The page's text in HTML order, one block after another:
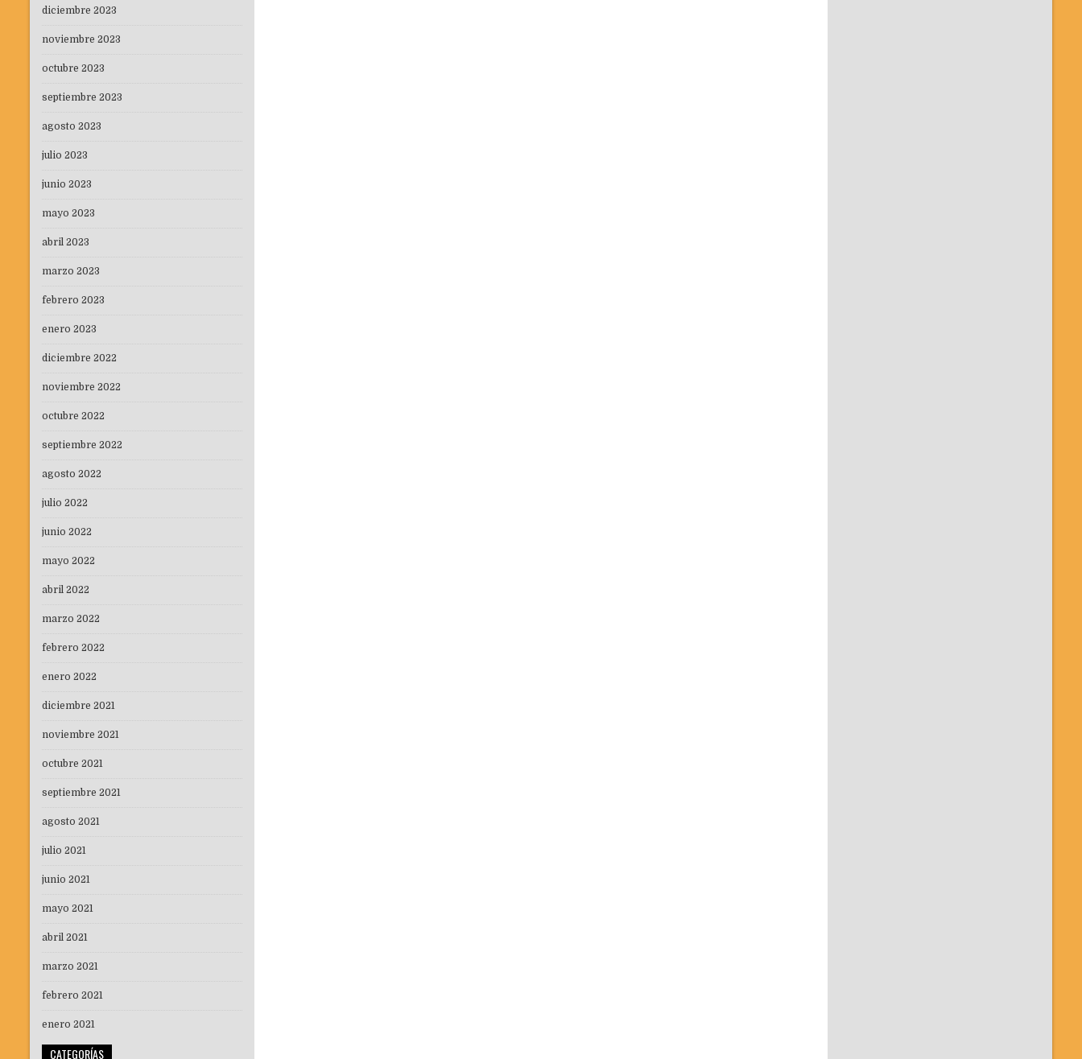
diciembre 2023
noviembre 2023
octubre 2023
septiembre 2023
agosto 2023
julio 2023
junio 2023
mayo 2023
abril 2023
marzo 2023
febrero 2023
enero 2023
diciembre 2022
noviembre 2022
octubre 2022
septiembre 2022
agosto 2022
julio 2022
junio 2022
mayo 2022
abril 2022
marzo 2022
febrero 2022
enero 2022
diciembre 2021
noviembre 2021
octubre 2021
septiembre 2021
agosto 2021
julio 2021
junio 2021
mayo 2021
abril 2021
marzo 2021
febrero 2021
enero 2021
CATEGORÍAS